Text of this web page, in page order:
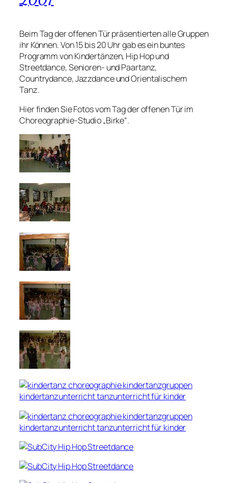
Beim Tag der offenen Tür präsentierten alle Gruppen
ihr Können. Von 15 bis 20 Uhr gab es ein buntes
Programm von Kindertänzen, Hip Hop und
Streetdance, Senioren- und Paartanz,
Countrydance, Jazzdance und Orientalischem
Tanz.
Hier finden Sie Fotos vom Tag der offenen Tür im
Choreographie-Studio „Birke“.